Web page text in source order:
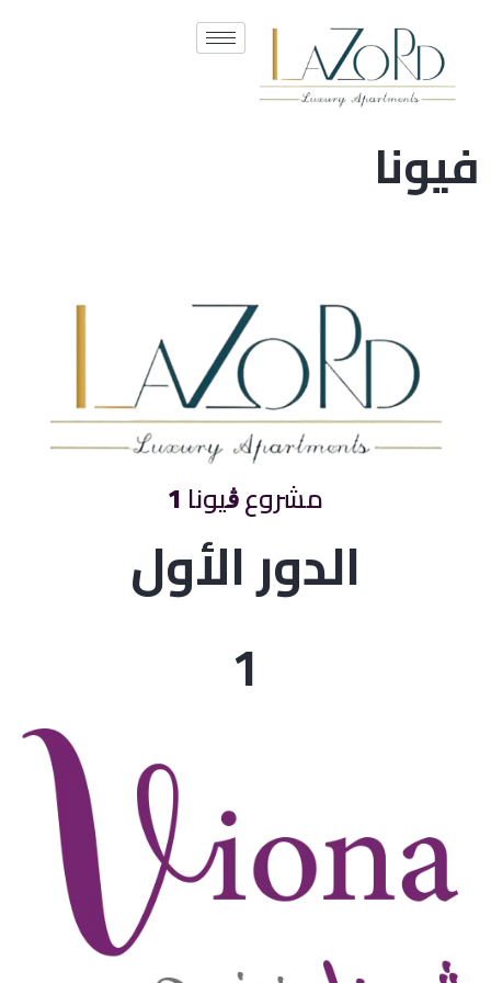
فيونا
مشروع ڨيونا 1
الدور الأول
1